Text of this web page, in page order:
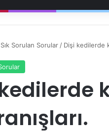
Sık Sorulan Sorular/ Dişi kedilerde